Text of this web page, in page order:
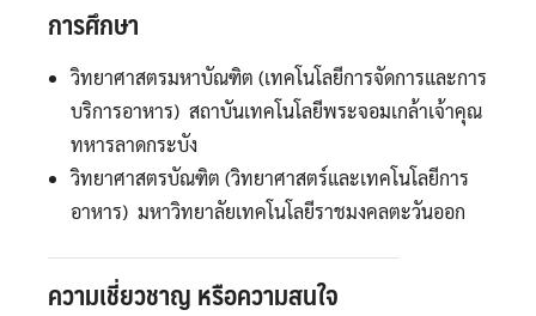
การศึกษา
วิทยาศาสตรมหาบัณฑิต (เทคโนโลยีการจัดการและการ
บริการอาหาร) สถาบันเทคโนโลยีพระจอมเกล้าเจ้าคุณ
ทหารลาดกระบัง
วิทยาศาสตรบัณฑิต (วิทยาศาสตร์และเทคโนโลยีการ
อาหาร) มหาวิทยาลัยเทคโนโลยีราชมงคลตะวันออก
ความเชี่ยวชาญ หรือความสนใจ